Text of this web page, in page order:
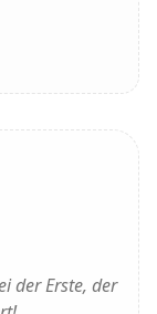
der Erste, der